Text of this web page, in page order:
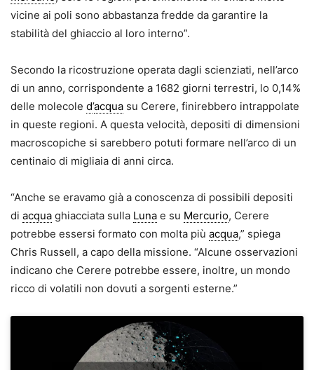
vicine ai poli sono abbastanza fredde da garantire la
stabilità del ghiaccio al loro interno”.
Secondo la ricostruzione operata dagli scienziati, nell’arco
di un anno, corrispondente a 1682 giorni terrestri, lo 0,14%
delle molecole d’acqua su Cerere, finirebbero intrappolate
in queste regioni. A questa velocità, depositi di dimensioni
macroscopiche si sarebbero potuti formare nell’arco di un
centinaio di migliaia di anni circa.
“Anche se eravamo già a conoscenza di possibili depositi
di acqua ghiacciata sulla Luna e su Mercurio, Cerere
potrebbe essersi formato con molta più acqua,” spiega
Chris Russell, a capo della missione. “Alcune osservazioni
indicano che Cerere potrebbe essere, inoltre, un mondo
ricco di volatili non dovuti a sorgenti esterne.”